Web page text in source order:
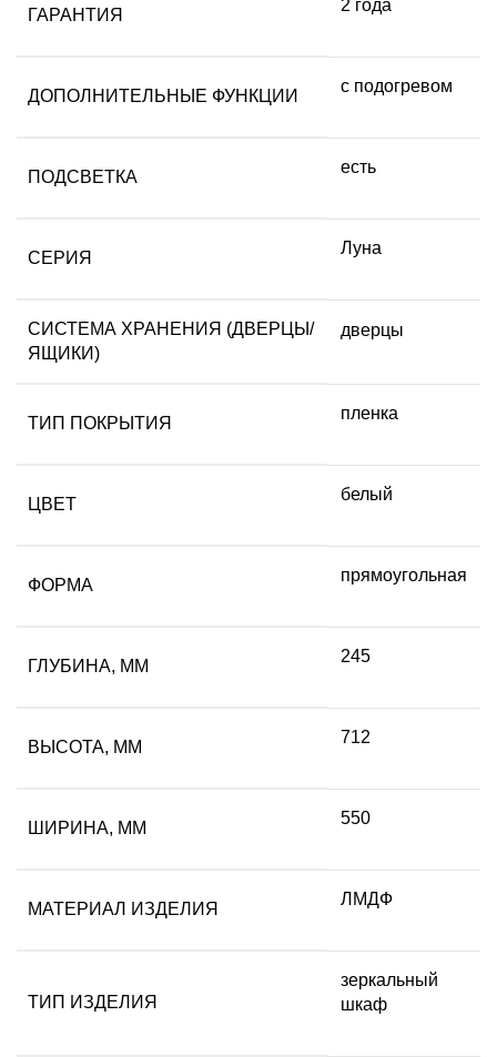
ГАРАНТИЯ
2 года
ДОПОЛНИТЕЛЬНЫЕ ФУНКЦИИ
с подогревом
ПОДСВЕТКА
есть
СЕРИЯ
Луна
СИСТЕМА ХРАНЕНИЯ (ДВЕРЦЫ/
ЯЩИКИ)
дверцы
ТИП ПОКРЫТИЯ
пленка
ЦВЕТ
белый
ФОРМА
прямоугольная
ГЛУБИНА, ММ
245
ВЫСОТА, ММ
712
ШИРИНА, ММ
550
МАТЕРИАЛ ИЗДЕЛИЯ
ЛМДФ
ТИП ИЗДЕЛИЯ
зеркальный
шкаф